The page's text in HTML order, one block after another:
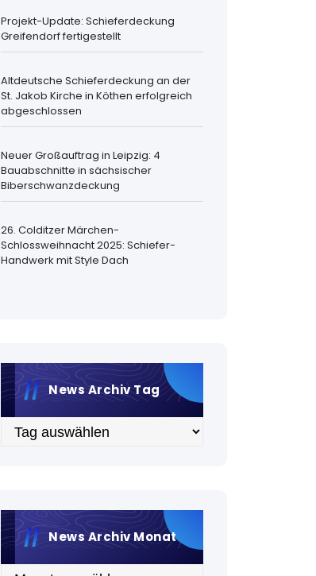
Projekt-Update: Schieferdeckung
Greifendorf fertigestellt
Altdeutsche Schieferdeckung an der
St. Jakob Kirche in Köthen erfolgreich
abgeschlossen
Neuer Großauftrag in Leipzig: 4
Bauabschnitte in sächsischer
Biberschwanzdeckung
26. Colditzer Märchen-
Schlossweihnacht 2025: Schiefer-
Handwerk mit Style Dach
News Archiv Tag
Archiv
News Archiv Monat